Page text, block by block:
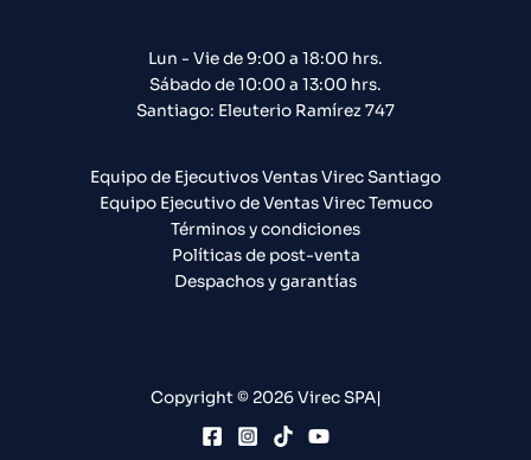
Lun - Vie de 9:00 a 18:00 hrs.
Sábado de 10:00 a 13:00 hrs.
Santiago: Eleuterio Ramírez 747​
Equipo de Ejecutivos Ventas Virec Santiago
Equipo Ejecutivo de Ventas Virec Temuco
Términos y condiciones
Políticas de post-venta
Despachos y garantías
Copyright © 2026 Virec SPA|